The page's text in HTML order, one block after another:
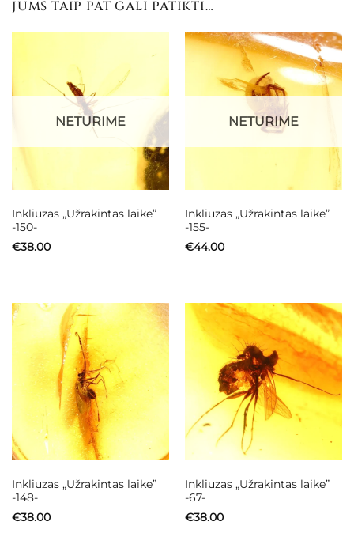
JUMS TAIP PAT GALI PATIKTI…
NETURIME
Inkliuzas „Užrakintas laike”
-150-
€38.00
NETURIME
Inkliuzas „Užrakintas laike”
-155-
€44.00
Inkliuzas „Užrakintas laike”
-148-
€38.00
Inkliuzas „Užrakintas laike”
-67-
€38.00